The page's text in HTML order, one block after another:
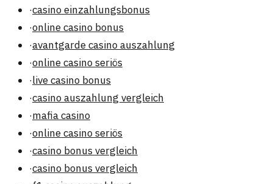
·casino einzahlungsbonus
·online casino bonus
·avantgarde casino auszahlung
·online casino seriös
·live casino bonus
·casino auszahlung vergleich
·mafia casino
·online casino seriös
·casino bonus vergleich
·casino bonus vergleich